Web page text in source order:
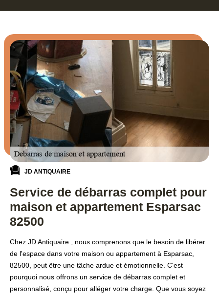
JD ANTIQUAIRE
Service de débarras complet pour
maison et appartement Esparsac
82500
Chez JD Antiquaire , nous comprenons que le besoin de libérer
de l'espace dans votre maison ou appartement à Esparsac,
82500, peut être une tâche ardue et émotionnelle. C'est
pourquoi nous offrons un service de débarras complet et
personnalisé, conçu pour alléger votre charge. Que vous soyez